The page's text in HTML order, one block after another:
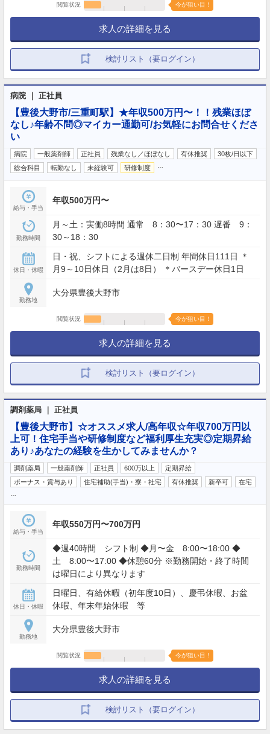
閲覧状況 今が狙い目！
求人の詳細を見る
検討リスト（要ログイン）
病院 ｜ 正社員
【豊後大野市/三重町駅】★年収500万円〜！！残業ほぼ
なし♪年齢不問◎マイカー通勤可/お気軽にお問合せくださ
い
病院 一般薬剤師 正社員 残業なし／ほぼなし 有休推奨
30枚/日以下
総合科目
転勤なし 未経験可 研修制度
給与・手当
年収500万円〜
勤務時間
月～土：実働8時間 通常 8：30〜17：30 遅番 9：
30～18：30
休日・休暇
日・祝、シフトによる週休二日制 年間休日111日 ＊
月9～10日休日（2月は8日） ＊バースデー休日1日
勤務地
大分県豊後大野市
閲覧状況 今が狙い目！
求人の詳細を見る
検討リスト（要ログイン）
調剤薬局 ｜ 正社員
【豊後大野市】☆オススメ求人/高年収☆年収700万円以
上可！住宅手当や研修制度など福利厚生充実◎定期昇給
あり♪あなたの経験を生かしてみませんか？
調剤薬局 一般薬剤師 正社員 600万以上
定期昇給
ボーナス・賞与あり
住宅補助(手当)・寮・社宅 有休推奨 新卒可 在宅
給与・手当
年収550万円〜700万円
勤務時間
◆週40時間 シフト制 ◆月〜金 8:00〜18:00 ◆
土 8:00〜17:00 ◆休憩60分 ※勤務開始・終了時間
は曜日により異なります
休日・休暇
日曜日、有給休暇（初年度10日）、慶弔休暇、お盆
休暇、年末年始休暇 等
勤務地
大分県豊後大野市
閲覧状況 今が狙い目！
求人の詳細を見る
検討リスト（要ログイン）